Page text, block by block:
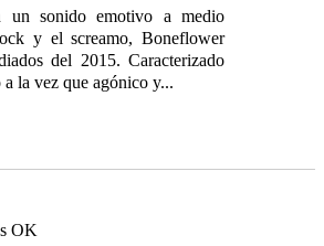
un sonido emotivo a medio
y el screamo, Boneflower
del 2015. Caracterizado
la vez que agónico y...